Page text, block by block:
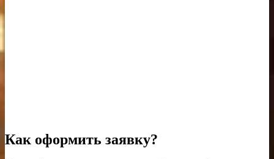
Как оформить заявку?